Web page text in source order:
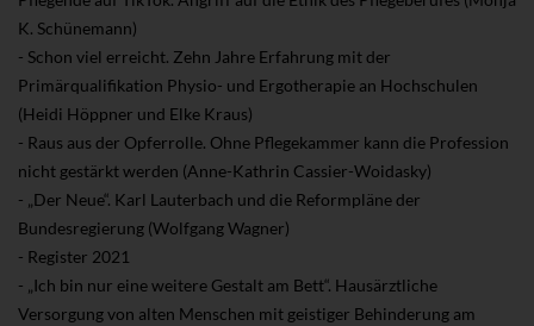
K. Schünemann)
- Schon viel erreicht. Zehn Jahre Erfahrung mit der
Primärqualifikation Physio- und Ergotherapie an Hochschulen
(Heidi Höppner und Elke Kraus)
- Raus aus der Opferrolle. Ohne Pflegekammer kann die Profession
nicht gestärkt werden (Anne-Kathrin Cassier-Woidasky)
- „Der Neue“. Karl Lauterbach und die Reformpläne der
Bundesregierung (Wolfgang Wagner)
- Register 2021
- „Ich bin nur eine weitere Gestalt am Bett“. Hausärztliche
Versorgung von alten Menschen mit geistiger Behinderung am